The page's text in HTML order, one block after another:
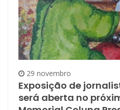
29 novembro
Exposição de
será aberta no